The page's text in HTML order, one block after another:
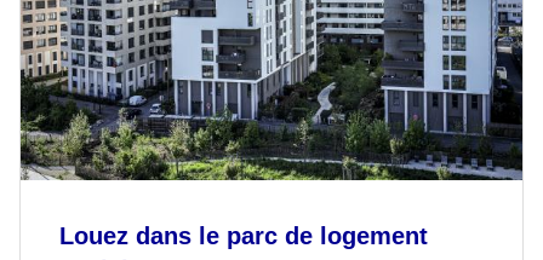
Louez dans le parc de logement